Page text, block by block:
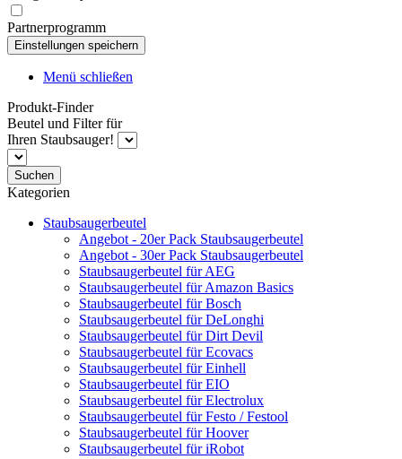
Partnerprogramm
Menü schließen
Produkt-Finder
Beutel und Filter für
Ihren Staubsauger!
Suchen
Kategorien
Staubsaugerbeutel
Angebot - 20er Pack Staubsaugerbeutel
Angebot - 30er Pack Staubsaugerbeutel
Staubsaugerbeutel für AEG
Staubsaugerbeutel für Amazon Basics
Staubsaugerbeutel für Bosch
Staubsaugerbeutel für DeLonghi
Staubsaugerbeutel für Dirt Devil
Staubsaugerbeutel für Ecovacs
Staubsaugerbeutel für Einhell
Staubsaugerbeutel für EIO
Staubsaugerbeutel für Electrolux
Staubsaugerbeutel für Festo / Festool
Staubsaugerbeutel für Hoover
Staubsaugerbeutel für iRobot